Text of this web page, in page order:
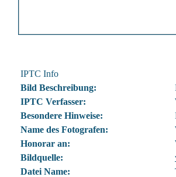
IPTC Info
Bild Beschreibung:
IPTC Verfasser:
Besondere Hinweise:
Name des Fotografen:
Honorar an:
Bildquelle:
Datei Name: